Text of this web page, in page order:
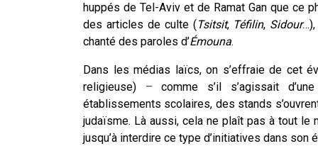
huppés de Tel-Aviv et de Ramat Gan que ce
des articles de culte ( Tsitsit, Téfilin, Sidour
chanté des paroles d’Émouna.
Dans les médias laïcs, on s’effraie de cet
religieuse) –comme s’il s’agissait
établissements scolaires, des stands
judaïsme. Là aussi, cela ne plaît pas à tout le
jusqu’à interdire ce type d’initiatives dans son